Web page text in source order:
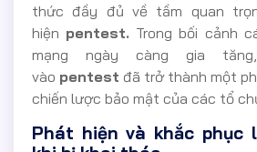
thức đầy đủ về tầm quan
hiện pentest. Trong bối cảnh
mạng ngày càng gia
vào pentest đã trở thành một
chiến lược bảo mật của các tổ
Phát hiện và khắc phục